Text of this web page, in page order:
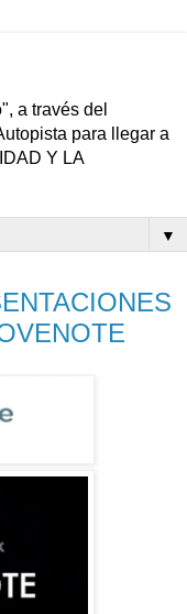
a través del
para llegar a
Y LA
▼